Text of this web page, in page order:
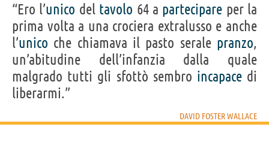
“Ero l’unico del tavolo 64 a partecipare per la
prima volta a una crociera extralusso e anche
l’unico che chiamava il pasto serale pranzo,
un’abitudine dell’infanzia dalla quale
malgrado tutti gli sfottò sembro incapacedi
liberarmi.”
DAVID FOSTER WALLACE